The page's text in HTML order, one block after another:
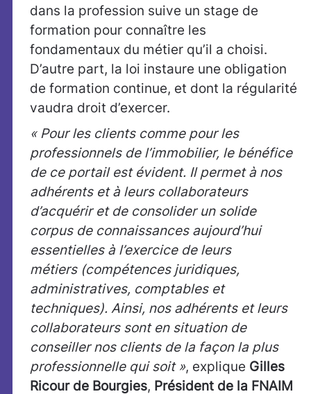
dans la profession suive un stage de
formation pour connaître les
fondamentaux du métier qu’il a choisi.
D’autre part, la loi instaure une obligation
de formation continue, et dont la régularité
vaudra droit d’exercer.
« Pour les clients comme pour les
professionnels de l’immobilier, le bénéfice
de ce portail est évident. Il permet à nos
adhérents et à leurs collaborateurs
d’acquérir et de consolider un solide
corpus de connaissances aujourd’hui
essentielles à l’exercice de leurs
métiers (compétences juridiques,
administratives, comptables et
techniques). Ainsi, nos adhérents et leurs
collaborateurs sont en situation de
conseiller nos clients de la façon la plus
professionnelle qui soit », explique Gilles
Ricour de Bourgies, Président de la FNAIM